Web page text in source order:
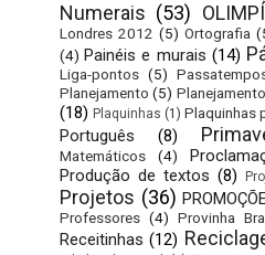
Numerais (53)
Londres 2012 (5) Ortografia
(4) Painéis e murais (14)
Liga-pontos (5)
Planejamento (5)
(18) Plaquinhas (1) Plaquinhas
Português (8)
Matemáticos
(4)
Produção de textos (8)
Projetos (36)
Professores (4) Provinha
Receitinhas (12)